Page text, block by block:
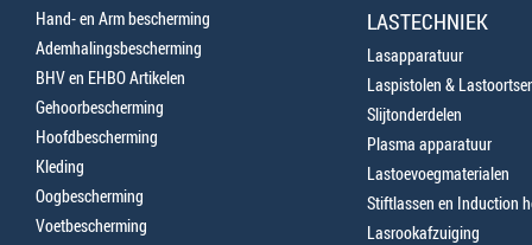
Hand- en Arm bescherming
Ademhalingsbescherming
BHV en EHBO Artikelen
Gehoorbescherming
Hoofdbescherming
Kleding
Oogbescherming
Voetbescherming
LASTECHNIEK
Lasapparatuur
Laspistolen &
Slijtonderdelen
Plasma apparatuur
Lastoevoegmaterialen
Stiftlassen en Induction
Lasrookafzuiging